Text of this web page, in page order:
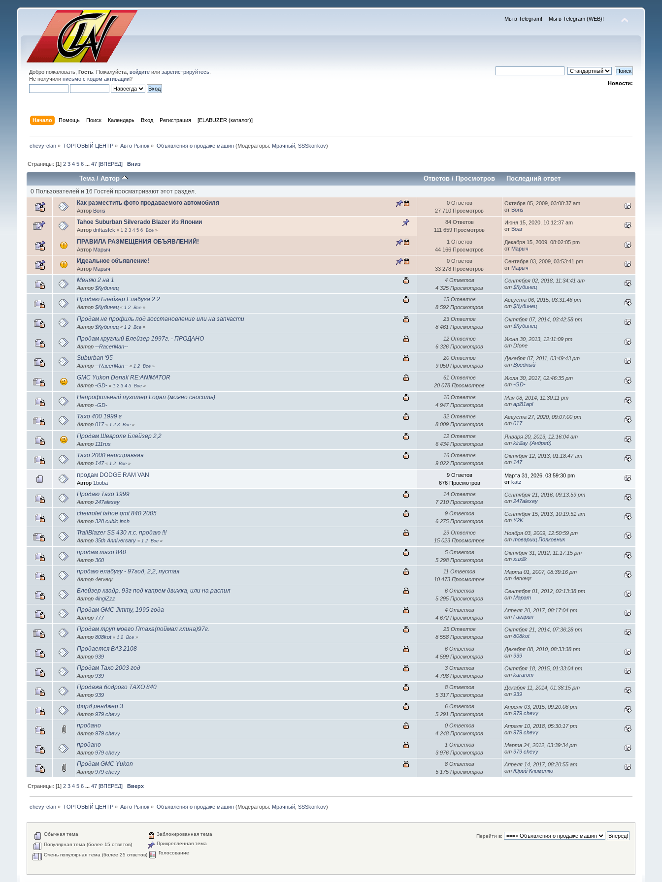
Мы в Telegram! Мы в Telegram (WEB)!
Добро пожаловать, Гость. Пожалуйста, войдитеили зарегистрируйтесь.
Не получили письмо с кодом активации?
Новости:
Начало Помощь Поиск Календарь Вход Регистрация [ELABUZER (каталог)]
chevy-clan» ТОРГОВЫЙ ЦЕНТР » Авто Рынок » Объявления о продаже машин(Модераторы: Мрачный, SSSkorikov)
Страницы: [1] 2 3 4 5 6 ... 47 [ВПЕРЕД] Вниз
Тема/ Автор Ответов/ Просмотров Последний ответ
0 Пользователей и 16 Гостей просматривают этот раздел.
Как разместить фото продаваемого автомобиля
Автор Boris
0 Ответов
27 710 Просмотров
Октября 05, 2009, 03:08:37 am
от Boris
Tahoe Suburban Silverado Blazer Из Японии
Автор driftasfck « 1 2 3 4 5 6 Все»
84 Ответов
111 659 Просмотров
Июня 15, 2020, 10:12:37 am
от Boar
ПРАВИЛА РАЗМЕЩЕНИЯ ОБЪЯВЛЕНИЙ!
Автор Марыч
1 Ответов
44 166 Просмотров
Декабря 15, 2009, 08:02:05 pm
от Марыч
Идеальное объявление!
Автор Марыч
0 Ответов
33 278 Просмотров
Сентября 03, 2009, 03:53:41 pm
от Марыч
Меняю 2 на 1
Автор $Кубинец
4 Ответов
4 325 Просмотров
Сентября 02, 2018, 11:34:41 am
от $Кубинец
Продаю Блейзер Елабуга 2.2
Автор $Кубинец « 1 2 Все»
15 Ответов
8 592 Просмотров
Августа 06, 2015, 03:31:46 pm
от $Кубинец
Продам не профиль под восстановление или на запчасти
Автор $Кубинец « 1 2 Все»
23 Ответов
8 461 Просмотров
Октября 07, 2014, 03:42:58 pm
от $Кубинец
Продам круглый Блейзер 1997г. - ПРОДАНО
Автор --RacerMan--
12 Ответов
6 326 Просмотров
Июня 30, 2013, 12:11:09 pm
от Dfone
Suburban '95
Автор --RacerMan-- « 1 2 Все»
20 Ответов
9 050 Просмотров
Декабря 07, 2011, 03:49:43 pm
от Вредный
GMC Yukon Denali RE:ANIMATOR
Автор -GD- « 1 2 3 4 5 Все»
61 Ответов
20 078 Просмотров
Июля 30, 2017, 02:46:35 pm
от -GD-
Непрофильный пузотер Logan (можно сносить)
Автор -GD-
10 Ответов
4 947 Просмотров
Мая 08, 2014, 11:30:11 pm
от apl81apl
Тахо 400 1999 г
Автор 017 « 1 2 3 Все»
32 Ответов
8 009 Просмотров
Августа 27, 2020, 09:07:00 pm
от 017
Продам Шевроле Блейзер 2,2
Автор 111rus
12 Ответов
6 434 Просмотров
Января 20, 2013, 12:16:04 am
от kirillay (Андрей)
Тахо 2000 неисправная
Автор 147 « 1 2 Все»
16 Ответов
9 022 Просмотров
Октября 12, 2013, 01:18:47 am
от 147
продам DODGE RAM VAN
Автор 1boba
9 Ответов
676 Просмотров
Марта 31, 2026, 03:59:30 pm
от katz
Продаю Тахо 1999
Автор 247alexey
14 Ответов
7 210 Просмотров
Сентября 21, 2016, 09:13:59 pm
от 247alexey
chevrolet tahoe gmt 840 2005
Автор 328 cubic inch
9 Ответов
6 275 Просмотров
Сентября 15, 2013, 10:19:51 am
от Y2K
TrailBlazer SS 430 л.с. продаю !!!
Автор 35th Anniversary « 1 2 Все»
29 Ответов
15 023 Просмотров
Ноября 03, 2009, 12:50:59 pm
от товарищ Полковник
продам тахо 840
Автор 360
5 Ответов
5 298 Просмотров
Октября 31, 2012, 11:17:15 pm
от suslik
продаю елабугу - 97год, 2,2, пустая
Автор 4etvegr
11 Ответов
10 473 Просмотров
Марта 01, 2007, 08:39:16 pm
от 4etvegr
Блейзер квадр. 93г под капрем движка, или на распил
Автор 4ingiZzz
6 Ответов
5 295 Просмотров
Сентября 01, 2012, 02:13:38 pm
от Марат
Продам GMC Jimmy, 1995 года
Автор 777
4 Ответов
4 672 Просмотров
Апреля 20, 2017, 08:17:04 pm
от Гагарин
Продам труп моего Птаха(поймал клина)97г.
Автор 808kot « 1 2 Все»
25 Ответов
8 558 Просмотров
Октября 21, 2014, 07:36:28 pm
от 808kot
Продается ВАЗ 2108
Автор 939
6 Ответов
4 599 Просмотров
Декабря 08, 2010, 08:33:38 pm
от 939
Продам Тахо 2003 год
Автор 939
3 Ответов
4 798 Просмотров
Октября 18, 2015, 01:33:04 pm
от kararom
Продажа бодрого ТАХО 840
Автор 939
8 Ответов
5 317 Просмотров
Декабря 11, 2014, 01:38:15 pm
от 939
форд ренджер 3
Автор 979 chevy
6 Ответов
5 291 Просмотров
Апреля 03, 2015, 09:20:08 pm
от 979 chevy
продано
Автор 979 chevy
0 Ответов
4 248 Просмотров
Апреля 10, 2018, 05:30:17 pm
от 979 chevy
продано
Автор 979 chevy
1 Ответов
3 976 Просмотров
Марта 24, 2012, 03:39:34 pm
от 979 chevy
Продам GMC Yukon
Автор 979 chevy
8 Ответов
5 175 Просмотров
Апреля 14, 2017, 08:20:55 am
от Юрий Клименко
Страницы: [1] 2 3 4 5 6 ... 47 [ВПЕРЕД] Вверх
chevy-clan» ТОРГОВЫЙ ЦЕНТР » Авто Рынок » Объявления о продаже машин(Модераторы: Мрачный, SSSkorikov)
Перейти в:
Обычная тема
Популярная тема (более 15 ответов)
Очень популярная тема (более 25 ответов)
Заблокированная тема
Прикрепленная тема
Голосование